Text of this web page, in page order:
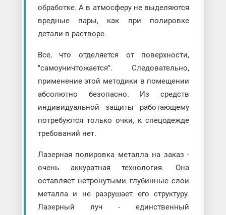
обработке. А в атмосферу не выделяются
вредные пары, как при полировке
детали в растворе.
Все, что отделяется от поверхности,
"самоуничтожается". Следовательно,
применение этой методики в помещении
абсолютно безопасно. Из средств
индивидуальной защиты работающему
потребуются только очки, к спецодежде
требований нет.
Лазерная полировка металла на заказ -
очень аккуратная технология. Она
оставляет нетронутыми глубинные слои
металла и не разрушает его структуру.
Лазерный луч - единственный